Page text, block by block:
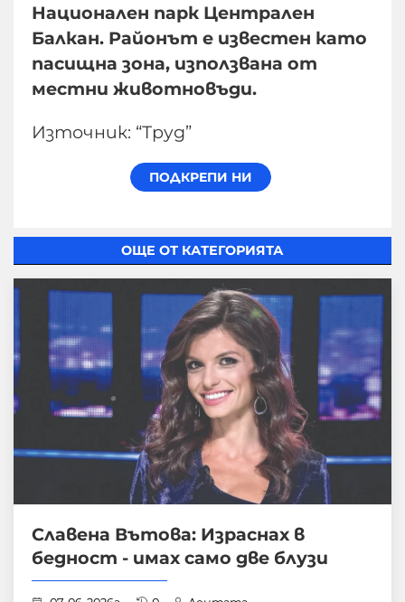
Национален парк Централен
Балкан. Районът е известен като
пасищна зона, използвана от
местни животновъди.
Източник: “Труд”
ОЩЕ ОТ КАТЕГОРИЯТА
Славена Вътова: Израснах в
бедност - имах само две блузи